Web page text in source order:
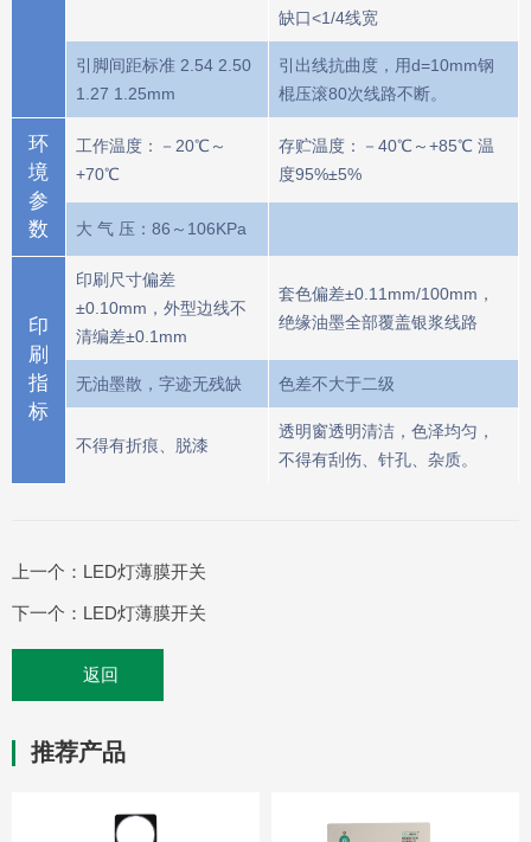
缺口<1/4线宽
引脚间距标准 2.54 2.50
1.27 1.25mm
引出线抗曲度，用d=10mm钢
棍压滚80次线路不断。
环
境
参
数
工作温度：－20℃～
+70℃
存贮温度：－40℃～+85℃ 温
度95%±5%
大 气 压：86～106KPa
印
刷
指
标
印刷尺寸偏差
±0.10mm，外型边线不
清编差±0.1mm
套色偏差±0.11mm/100mm，
绝缘油墨全部覆盖银浆线路
无油墨散，字迹无残缺 色差不大于二级
不得有折痕、脱漆
透明窗透明清洁，色泽均匀，
不得有刮伤、针孔、杂质。
上一个： LED灯薄膜开关
下一个： LED灯薄膜开关
返回
推荐产品